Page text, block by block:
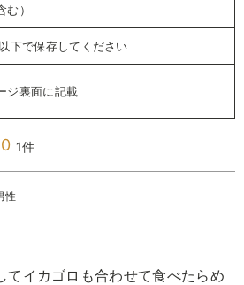
む）
下で保存してください
ジ裏面に記載
1
性
てイカゴロも合わせて食べたらめ